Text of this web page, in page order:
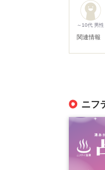
～10代 男性
関連情報
ニフ